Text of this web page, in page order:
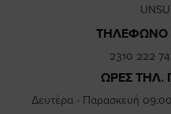
ΤΗΛΕΦΩΝΟ
2310 222
ΩΡΕΣ ΤΗΛ.
Δευτέρα - Παρασκευή